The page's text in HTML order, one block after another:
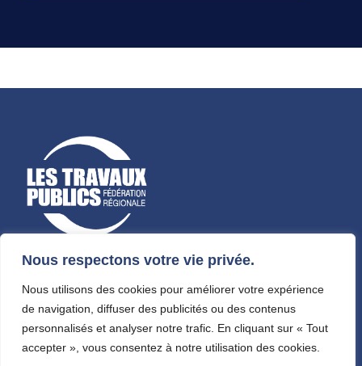
Nous respectons votre vie privée.
Nous utilisons des cookies pour améliorer votre expérience
de navigation, diffuser des publicités ou des contenus
personnalisés et analyser notre trafic. En cliquant sur « Tout
accepter », vous consentez à notre utilisation des cookies.
344 boulevard Michelet
13009 Marseille
Tél : 04 91 77 89 31